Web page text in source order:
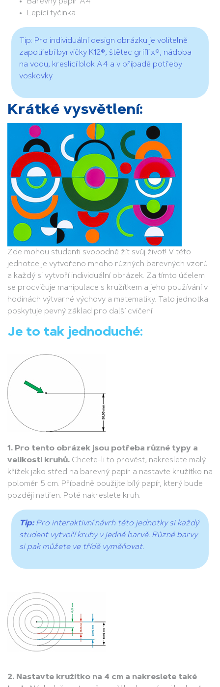
Lepící tyčinka
Tip: Pro individuální design obrázku je volitelně
zapotřebí byrvičky K12®, štětec griffix®, nádoba
na vodu, kreslicí blok A4 a v případě potřeby
voskovky.
Krátké vysvětlení:
Zde mohou studenti svobodně žít svůj život! V této
jednotce je vytvořeno mnoho různých barevných vzorů
a každý si vytvoří individuální obrázek. Za tímto účelem
se procvičuje manipulace s kružítkem a jeho používání v
hodinách výtvarné výchovy a matematiky. Tato jednotka
poskytuje pevný základ pro další cvičení.
Je to tak jednoduché:
1. Pro tento obrázek jsou potřeba různé typy a
velikosti kruhů. Chcete-li to provést, nakreslete malý
křížek jako střed na barevný papír a nastavte kružítko na
poloměr 5 cm. Případně použijte bílý papír, který bude
později natřen. Poté nakreslete kruh.
Tip: Pro interaktivní návrh této jednotky si každý
student vytvoří kruhy v jedné barvě. Různé barvy
si pak můžete ve třídě vyměňovat.
2. Nastavte kružítko na 4 cm a nakreslete také